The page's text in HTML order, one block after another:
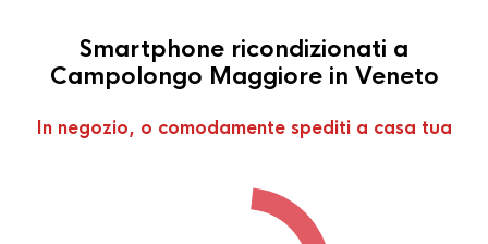
Smartphone ricondizionati a
Campolongo Maggiore in Veneto
In negozio, o comodamente spediti a casa tua